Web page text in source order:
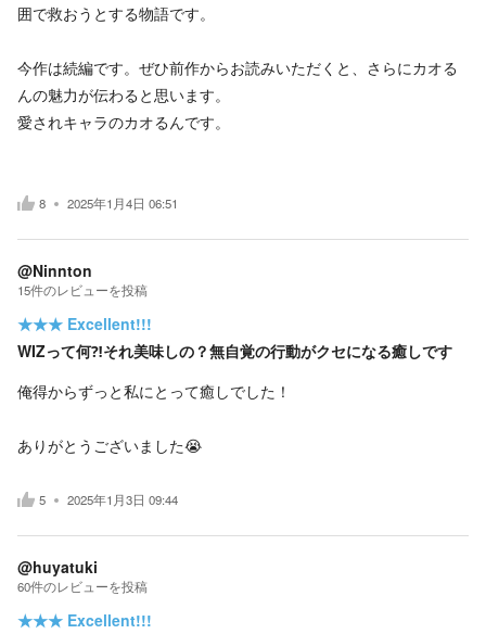
囲で救おうとする物語です。
今作は続編です。ぜひ前作からお読みいただくと、さらにカオる
んの魅力が伝わると思います。
愛されキャラのカオるんです。
8 2025年1月4日 06:51
@Ninnton
15件のレビューを投稿
★★★ Excellent!!!
WIZって何⁈それ美味しの？無自覚の行動がクセになる癒しです
俺得からずっと私にとって癒しでした！
ありがとうございました😭
5 2025年1月3日 09:44
@huyatuki
60件のレビューを投稿
★★★ Excellent!!!